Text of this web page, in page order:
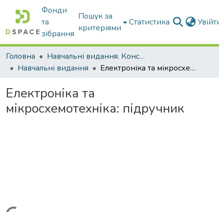
Фонди
та
зібрання
Пошук за
критеріями
Статистика
Головна
Навчальні видання. Конспекти лекцій
Навчальні видання
Електроніка та мікросхемотехніка: підручник
Електроніка та
мікросхемотехніка: підручник